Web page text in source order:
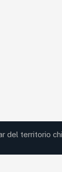
del territorio